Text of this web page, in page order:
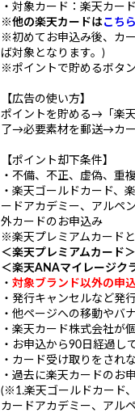
・対象カード：楽天カー
※他の楽天カードはこちら
※初めてお申込み後、カ
ば対象となります。)
※ポイントで貯めるボタ
【広告の使い方】
ポイントを貯める→「楽
了→必要素材を郵送→カ
【ポイント却下条件】
・不備、不正、虚偽、重
・楽天ゴールドカード、
ードアカデミー、アルペ
外カードのお申込み
※楽天プレミアムカード
＜楽天プレミアムカード＞
＜楽天ANAマイレージク
・ 対象ブランド以外の申
・発行キャンセルなど発
・他ページへの移動やバ
・楽天カード株式会社が
・お申込から90日経過し
・カード受け取りをされ
・過去に楽天カードのお
(※1.楽天ゴールドカード
カードアカデミー、アル